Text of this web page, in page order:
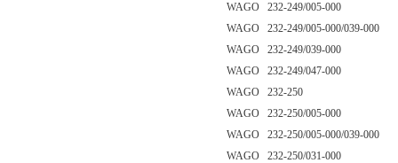
WAGO 232-249/005-000
WAGO 232-249/005-000/039-000
WAGO 232-249/039-000
WAGO 232-249/047-000
WAGO 232-250
WAGO 232-250/005-000
WAGO 232-250/005-000/039-000
WAGO 232-250/031-000